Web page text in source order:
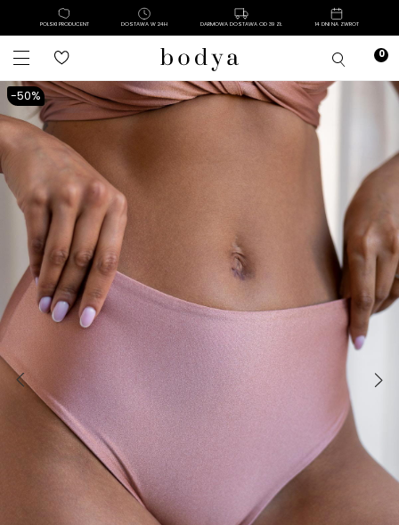
POLSKI PRODUCENT DOSTAWA W 24H DARMOWA DOSTAWA OD 39 ZŁ 14 DNI NA ZWROT
-50%